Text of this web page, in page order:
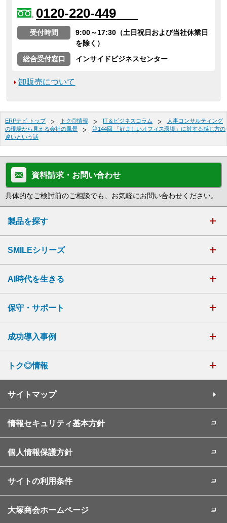
0120-220-449
受付時間
9:00～17:30（土日祝日および当社休業日
を除く）
総合受付窓口
インサイドビジネスセンター
卸販売について
ERPナビ トップ トク◎情報 IT＆ビジネスコラム
人事コンサルティング
の現場から見える会社の風景
第144回 「好ましいオフィス環境」に対する感じ方の
違いという話
資料請求・お問い合わせ
具体的なご検討前のご相談でも、お気軽にお問い合わせください。
製品を探す
SMILEシリーズ
AI時代を生きる
保守・サポート
成功導入事例
トク◎情報
サイトマップ
情報セキュリティ基本方針
個人情報保護方針
サイトの利用条件
大塚商会ホームページ